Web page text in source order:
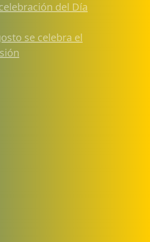
del Día
se celebra el